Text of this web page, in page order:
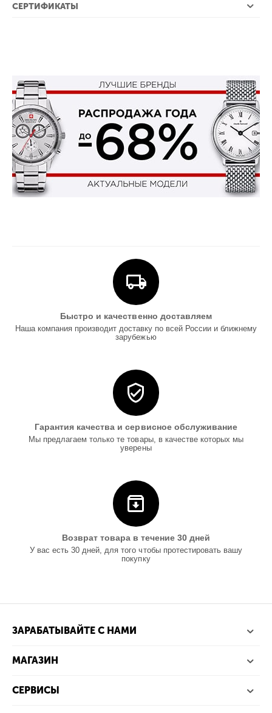
СЕРТИФИКАТЫ
Быстро и качественно доставляем
Наша компания производит доставку по всей России и ближнему
зарубежью
Гарантия качества и сервисное обслуживание
Мы предлагаем только те товары, в качестве которых мы
уверены
Возврат товара в течение 30 дней
У вас есть 30 дней, для того чтобы протестировать вашу
покупку
ЗАРАБАТЫВАЙТЕ С НАМИ
МАГАЗИН
СЕРВИСЫ